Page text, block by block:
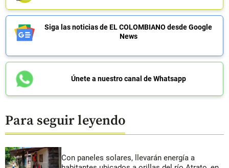
Siga las noticias de EL COLOMBIANO desde Google
News
Únete a nuestro canal de Whatsapp
Para seguir leyendo
Con paneles solares, llevarán energía a